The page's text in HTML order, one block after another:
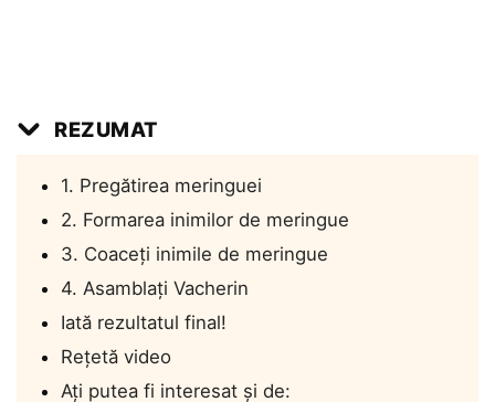
REZUMAT
1. Pregătirea meringuei
2. Formarea inimilor de meringue
3. Coaceți inimile de meringue
4. Asamblați Vacherin
Iată rezultatul final!
Rețetă video
Ați putea fi interesat și de: